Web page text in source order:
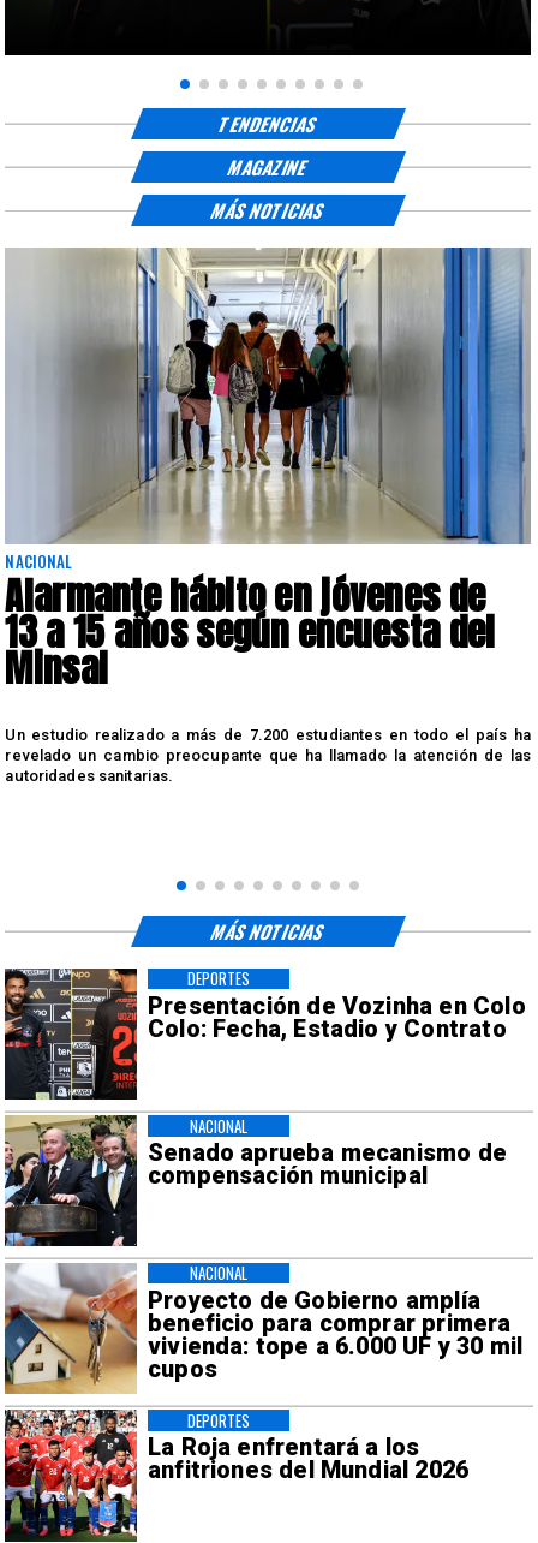
TENDENCIAS
MAGAZINE
NACIONAL
Alarmante hábito en jóvenes de
13 a 15 años según encuesta del
Minsal
Un estudio realizado a más de 7.200 estudiantes en todo el país ha
revelado un cambio preocupante que ha llamado la atención de las
autoridades sanitarias.
MÁS NOTICIAS
Presentación de Vozinha en Colo
Colo: Fecha, Estadio y Contrato
DEPORTES
Senado aprueba mecanismo de
compensación municipal
NACIONAL
Proyecto de Gobierno amplía
beneficio para comprar primera
vivienda: tope a 6.000 UF y 30 mil
cupos
NACIONAL
La Roja enfrentará a los
anfitriones del Mundial 2026
DEPORTES
MÁS NOTICIAS